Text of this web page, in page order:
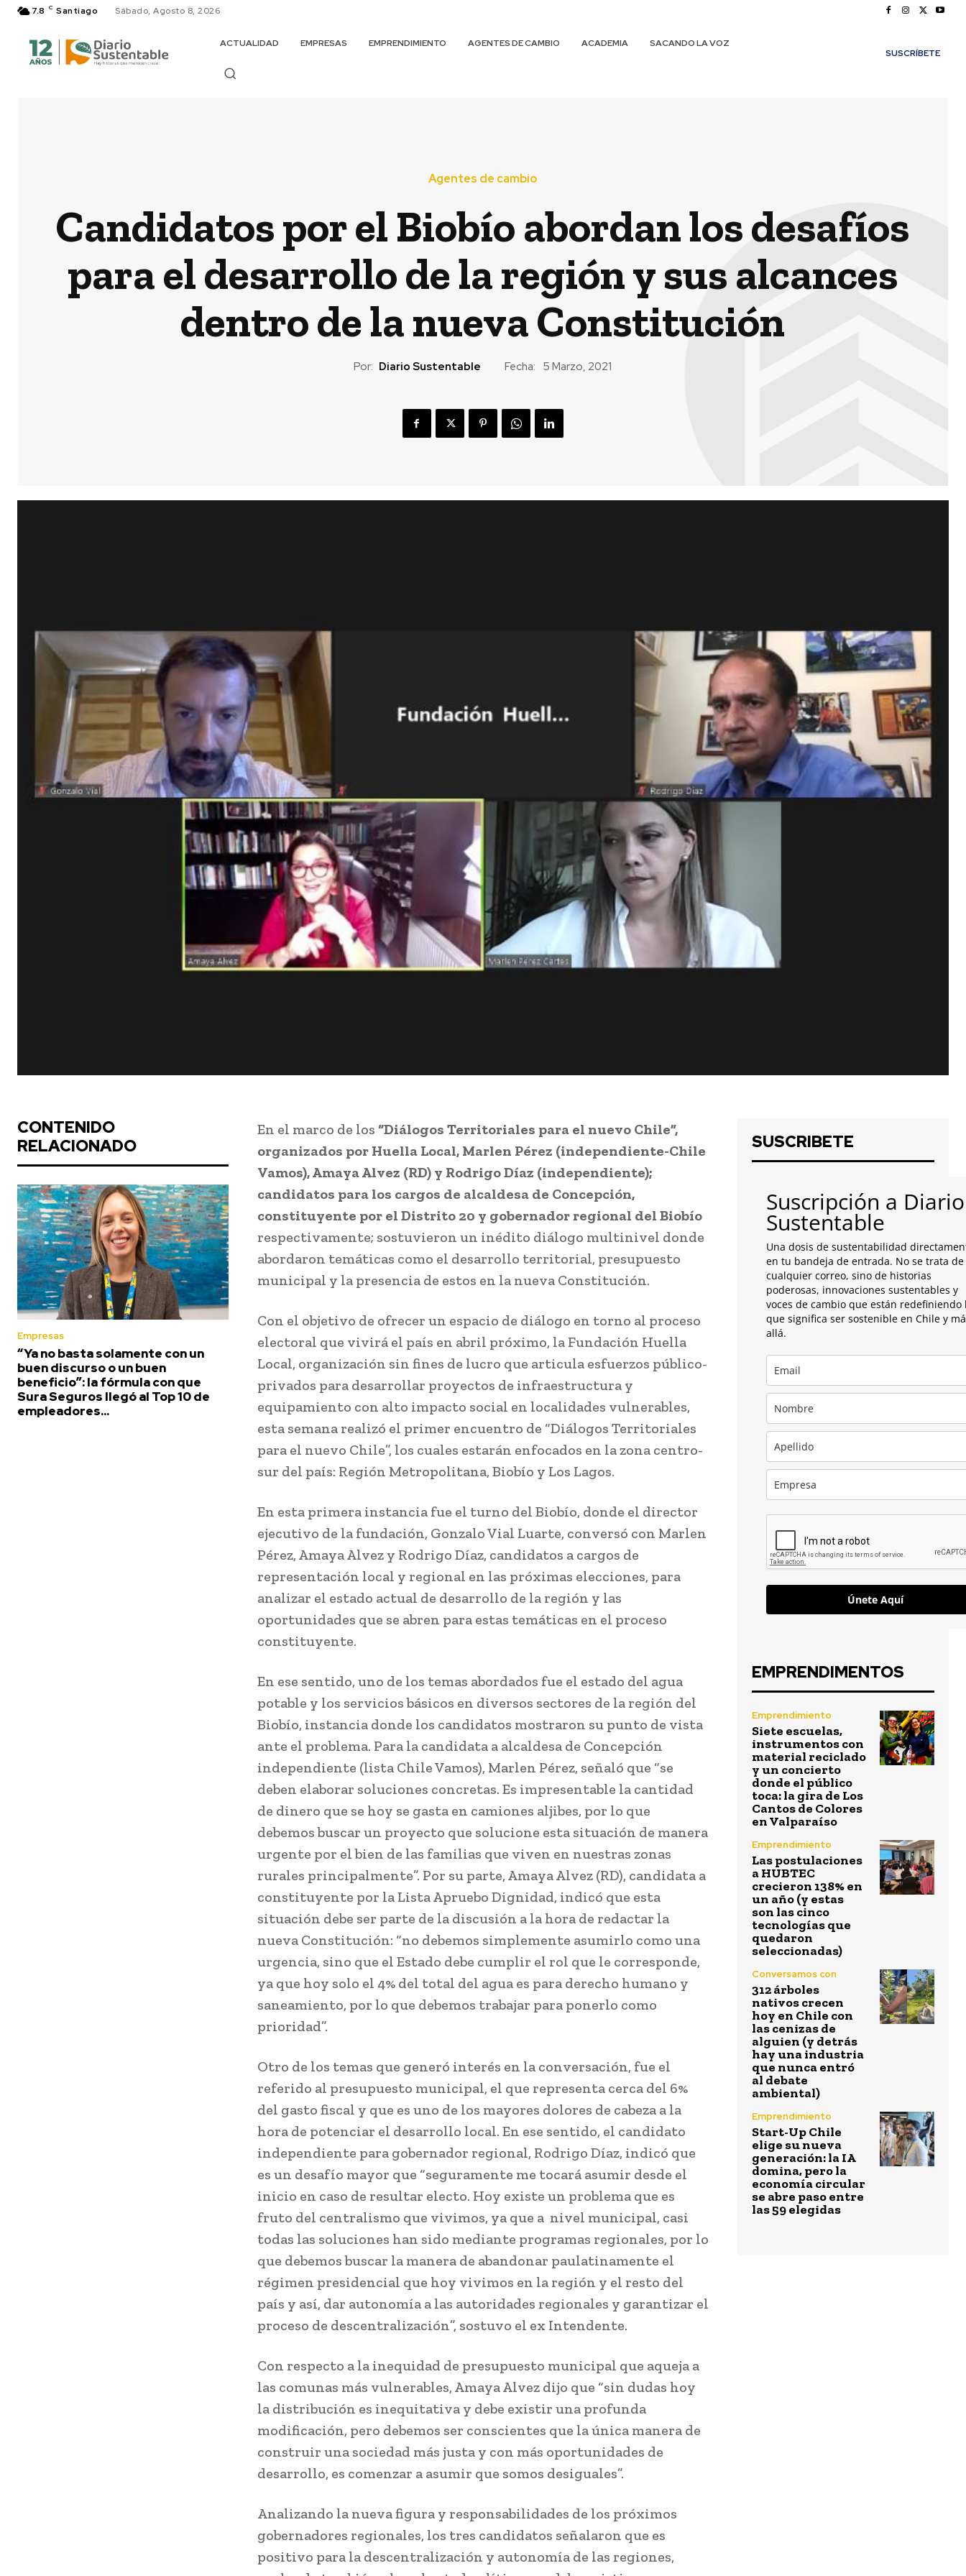
7.8 C Santiago Sábado, Agosto 8, 2026
ACTUALIDAD EMPRESAS EMPRENDIMIENTO AGENTES DE CAMBIO ACADEMIA
SACANDO LA VOZ
SUSCRÍBETE
Agentes de cambio
Candidatos por el Biobío abordan los desafíos
para el desarrollo de la región y sus alcances
dentro de la nueva Constitución
Por: Diario Sustentable Fecha: 5 Marzo, 2021
CONTENIDO
RELACIONADO
Empresas
“Ya no basta solamente con un
buen discurso o un buen
beneficio”: la fórmula con que
Sura Seguros llegó al Top 10 de
empleadores...
En el marco de los “Diálogos Territoriales para el nuevo Chile”,
organizados por Huella Local, Marlen Pérez (independiente-Chile
Vamos), Amaya Alvez (RD) y Rodrigo Díaz (independiente);
candidatos para los cargos de alcaldesa de Concepción,
constituyente por el Distrito 20 y gobernador regional del Biobío
respectivamente; sostuvieron un inédito diálogo multinivel donde
abordaron temáticas como el desarrollo territorial, presupuesto
municipal y la presencia de estos en la nueva Constitución.
Con el objetivo de ofrecer un espacio de diálogo en torno al proceso
electoral que vivirá el país en abril próximo, la Fundación Huella
Local, organización sin fines de lucro que articula esfuerzos público-
privados para desarrollar proyectos de infraestructura y
equipamiento con alto impacto social en localidades vulnerables,
esta semana realizó el primer encuentro de “Diálogos Territoriales
para el nuevo Chile”, los cuales estarán enfocados en la zona centro-
sur del país: Región Metropolitana, Biobío y Los Lagos.
En esta primera instancia fue el turno del Biobío, donde el director
ejecutivo de la fundación, Gonzalo Vial Luarte, conversó con Marlen
Pérez, Amaya Alvez y Rodrigo Díaz, candidatos a cargos de
representación local y regional en las próximas elecciones, para
analizar el estado actual de desarrollo de la región y las
oportunidades que se abren para estas temáticas en el proceso
constituyente.
En ese sentido, uno de los temas abordados fue el estado del agua
potable y los servicios básicos en diversos sectores de la región del
Biobío, instancia donde los candidatos mostraron su punto de vista
ante el problema. Para la candidata a alcaldesa de Concepción
independiente (lista Chile Vamos), Marlen Pérez, señaló que “se
deben elaborar soluciones concretas. Es impresentable la cantidad
de dinero que se hoy se gasta en camiones aljibes, por lo que
debemos buscar un proyecto que solucione esta situación de manera
urgente por el bien de las familias que viven en nuestras zonas
rurales principalmente”. Por su parte, Amaya Alvez (RD), candidata a
constituyente por la Lista Apruebo Dignidad, indicó que esta
situación debe ser parte de la discusión a la hora de redactar la
nueva Constitución: “no debemos simplemente asumirlo como una
urgencia, sino que el Estado debe cumplir el rol que le corresponde,
ya que hoy solo el 4% del total del agua es para derecho humano y
saneamiento, por lo que debemos trabajar para ponerlo como
prioridad”.
Otro de los temas que generó interés en la conversación, fue el
referido al presupuesto municipal, el que representa cerca del 6%
del gasto fiscal y que es uno de los mayores dolores de cabeza a la
hora de potenciar el desarrollo local. En ese sentido, el candidato
independiente para gobernador regional, Rodrigo Díaz, indicó que
es un desafío mayor que “seguramente me tocará asumir desde el
inicio en caso de resultar electo. Hoy existe un problema que es
fruto del centralismo que vivimos, ya que a nivel municipal, casi
todas las soluciones han sido mediante programas regionales, por lo
que debemos buscar la manera de abandonar paulatinamente el
régimen presidencial que hoy vivimos en la región y el resto del
país y así, dar autonomía a las autoridades regionales y garantizar el
proceso de descentralización”, sostuvo el ex Intendente.
Con respecto a la inequidad de presupuesto municipal que aqueja a
las comunas más vulnerables, Amaya Alvez dijo que “sin dudas hoy
la distribución es inequitativa y debe existir una profunda
modificación, pero debemos ser conscientes que la única manera de
construir una sociedad más justa y con más oportunidades de
desarrollo, es comenzar a asumir que somos desiguales”.
Analizando la nueva figura y responsabilidades de los próximos
gobernadores regionales, los tres candidatos señalaron que es
positivo para la descentralización y autonomía de las regiones,
SUSCRIBETE
Suscripción a Diario
Sustentable
Una dosis de sustentabilidad
en tu bandeja de entrada. No se trata de
cualquier correo, sino de historias
poderosas, innovaciones sustentables y
voces de cambio que están redefiniendo
que significa ser sostenible en Chile y
allá.
Únete Aquí
EMPRENDIMENTOS
Emprendimiento
Siete escuelas,
instrumentos con
material reciclado
y un concierto
donde el público
toca: la gira de Los
Cantos de Colores
en Valparaíso
Emprendimiento
Las postulaciones
a HUBTEC
crecieron 138% en
un año (y estas
son las cinco
tecnologías que
quedaron
seleccionadas)
Conversamos con
312 árboles
nativos crecen
hoy en Chile con
las cenizas de
alguien (y detrás
hay una industria
que nunca entró
al debate
ambiental)
Emprendimiento
Start-Up Chile
elige su nueva
generación: la IA
domina, pero la
economía circular
se abre paso entre
las 59 elegidas